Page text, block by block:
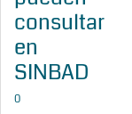
consultar
en
SINBAD
0